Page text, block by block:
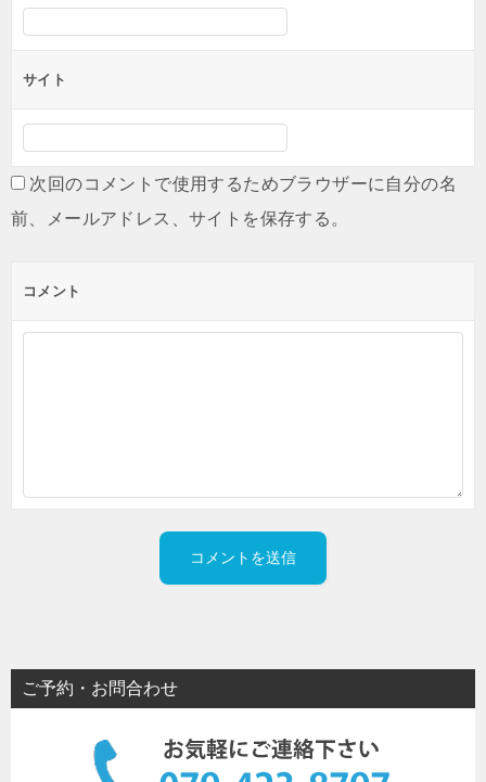
サイト
次回のコメントで使用するためブラウザーに自分の名
前、メールアドレス、サイトを保存する。
コメント
ご予約・お問合わせ